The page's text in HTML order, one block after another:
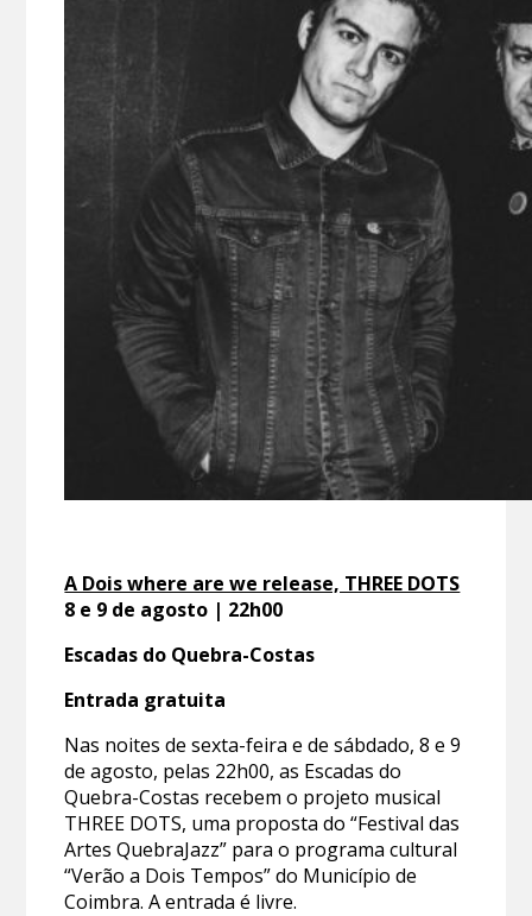
A Dois where are we release, THREE DOTS
8 e 9 de agosto | 22h00
Escadas do Quebra-Costas
Entrada gratuita
Nas noites de sexta-feira e de sábdado, 8 e 9
de agosto, pelas 22h00, as Escadas do
Quebra-Costas recebem o projeto musical
THREE DOTS, uma proposta do “Festival das
Artes QuebraJazz” para o programa cultural
“Verão a Dois Tempos” do Município de
Coimbra. A entrada é livre.